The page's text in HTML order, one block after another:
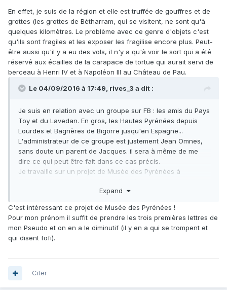
En effet, je suis de la région et elle est truffée de gouffres et de
grottes (les grottes de Bétharram, qui se visitent, ne sont qu'à
quelques kilomètres. Le problème avec ce genre d'objets c'est
qu'ils sont fragiles et les exposer les fragilise encore plus. Peut-
être aussi qu'il y a eu des vols, il n'y a qu'à voir le sort qui a été
réservé aux écailles de la carapace de tortue qui aurait servi de
berceau à Henri IV et à Napoléon III au Château de Pau.
Le 04/09/2016 à 17:49, rives_3 a dit :
Je suis en relation avec un groupe sur FB : les amis du Pays
Toy et du Lavedan. En gros, les Hautes Pyrénées depuis
Lourdes et Bagnères de Bigorre jusqu'en Espagne...
L'administrateur de ce groupe est justement Jean Omnes,
sans doute un parent de Jacques. il sera à même de me
dire ce qui peut être fait dans ce cas précis.
Je travaille sur un projet de Musée des Pyrénées à
serait une opportunité de les faire sortir des stocks pour
Ceci dit, LA NATURE, un pseudo qui ne me dit rien. Sur le
forum, tout le monde me connaît comme Eric Juan malgré le
pseudo...
Bien cordialement. Eric
Expand
C'est intéressant ce projet de Musée des Pyrénées !
Pour mon prénom il suffit de prendre les trois premières lettres de
mon Pseudo et on en a le diminutif (il y en a qui se trompent et
qui disent fofi).
Citer